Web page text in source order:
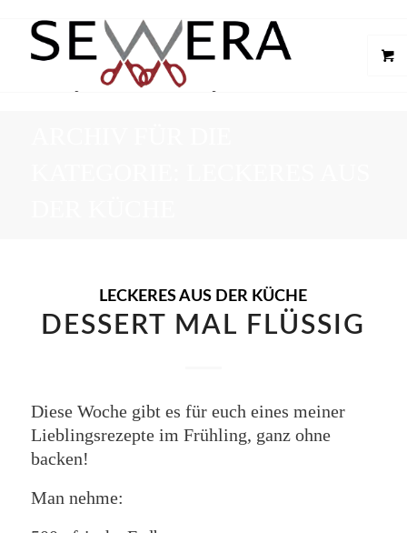
LECKERES AUS DER KÜCHE
DESSERT MAL FLÜSSIG
Diese Woche gibt es für euch eines meiner
Lieblingsrezepte im Frühling, ganz ohne
backen!
Man nehme: